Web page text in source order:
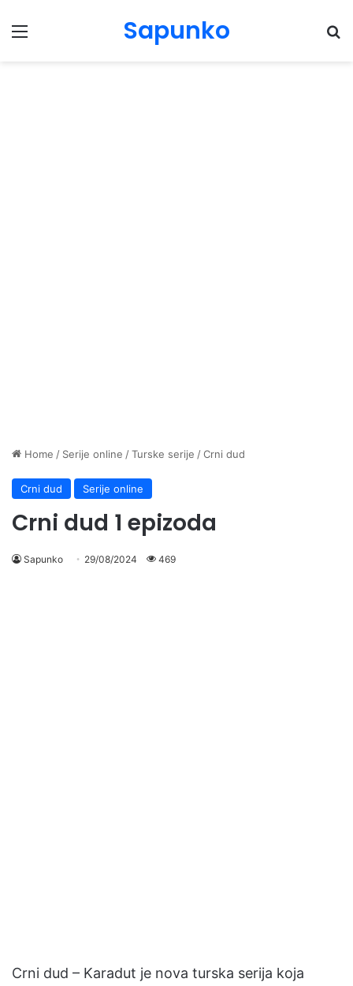
Menu Sapunko
Home / Serije online /Turske serije /Crni dud
Crni dud Serije online
Crni dud 1 epizoda
Sapunko 29/08/2024 469
Crni dud – Karadut je nova turska serija koja